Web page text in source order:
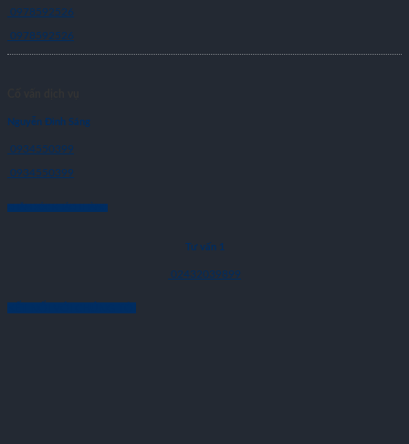
0978592526
0978592526
Nguyễn Đình Sáng
0934550399
0934550399
Tư vấn 1
02432039899